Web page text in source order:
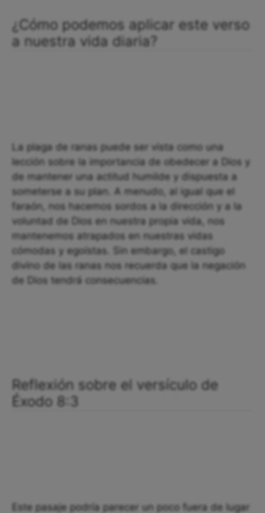
¿Cómo podemos aplicar este verso
a nuestra vida diaria?
La plaga de ranas puede ser vista como una
lección sobre la importancia de obedecer a Dios y
de mantener una actitud humilde y dispuesta a
someterse a su plan. A menudo, al igual que el
faraón, nos hacemos sordos a la dirección y a la
voluntad de Dios en nuestra propia vida, nos
mantenemos atrapados en nuestras vidas
cómodas y egoístas. Sin embargo, el castigo
divino de las ranas nos recuerda que la negación
de Dios tendrá consecuencias.
Reflexión sobre el versículo de
Éxodo 8:3
Este pasaje podría parecer un poco fuera de lugar